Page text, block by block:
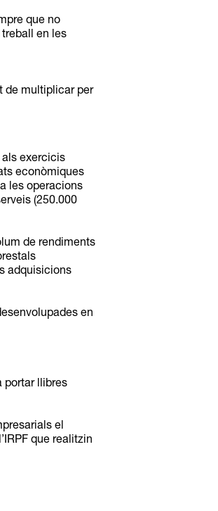
que no
en les
de multiplicar per
als exercicis
econòmiques
les operacions
(250.000
de rendiments
adquisicions
en
portar llibres
el
que realitzin